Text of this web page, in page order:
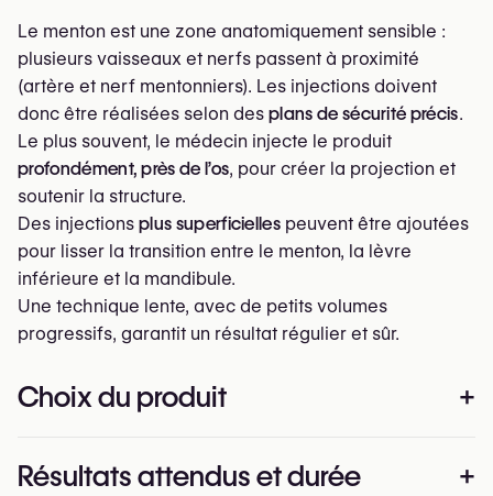
Le menton est une zone anatomiquement sensible :
plusieurs vaisseaux et nerfs passent à proximité
(artère et nerf mentonniers). Les injections doivent
donc être réalisées selon des plans de sécurité précis.
Le plus souvent, le médecin injecte le produit
profondément, près de l’os, pour créer la projection et
soutenir la structure.
Des injections plus superficielles peuvent être ajoutées
pour lisser la transition entre le menton, la lèvre
inférieure et la mandibule.
Une technique lente, avec de petits volumes
progressifs, garantit un résultat régulier et sûr.
Choix du produit +
capables de maintenir la forme et la projection :
Résultats attendus et durée +